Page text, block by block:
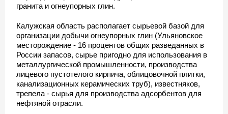
гранита и огнеупорных глин.
Калужская область располагает сырьевой базой для
организации добычи огнеупорных глин (Ульяновское
месторождение - 16 процентов общих разведанных в
России запасов, сырье пригодно для использования в
металлургической промышленности, производства
лицевого пустотелого кирпича, облицовочной плитки,
канализационных керамических труб), известняков,
трепела - сырья для производства адсорбентов для
нефтяной отрасли.